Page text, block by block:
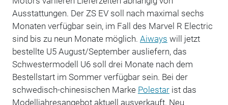
Ausstattungen. Der ZS EV soll nach maximal sechs
Monaten verfügbar sein, im Fall des Marvel R Electric
sind bis zu neun Monate möglich. Aiways will jetzt
bestellte U5 August/September ausliefern, das
Schwestermodell U6 soll drei Monate nach dem
Bestellstart im Sommer verfügbar sein. Bei der
schwedisch-chinesischen Marke Polestarist das
Modelljahresangebot aktuell ausverkauft. Neu